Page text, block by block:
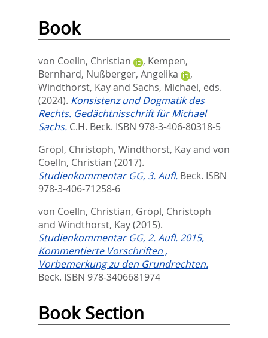
Book
von Coelln, Christian , Kempen,
Bernhard, Nußberger, Angelika
,
Windthorst, Kayand Sachs, Michael, eds.
(2024). Konsistenz und Dogmatik des
Rechts. Gedächtnisschrift für Michael
Sachs. C.H. Beck. ISBN 978-3-406-80318-5
Gröpl, Christoph, Windthorst, Kayand von
Coelln, Christian (2017).
Studienkommentar GG, 3. Aufl. Beck. ISBN
978-3-406-71258-6
von Coelln, Christian, Gröpl, Christoph
and Windthorst, Kay(2015).
Studienkommentar GG, 2. Aufl. 2015,
Kommentierte Vorschriften ,
Vorbemerkung zu den Grundrechten.
Beck. ISBN 978-3406681974
Book Section